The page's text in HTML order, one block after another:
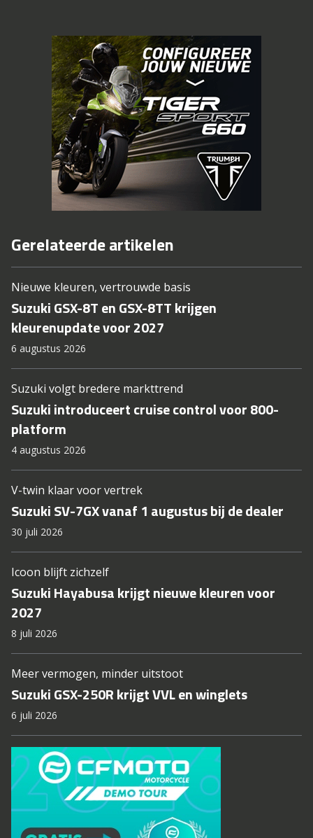
Gerelateerde artikelen
Nieuwe kleuren, vertrouwde basis
Suzuki GSX-8T en GSX-8TT krijgen
kleurenupdate voor 2027
6 augustus 2026
Suzuki volgt bredere markttrend
Suzuki introduceert cruise control voor 800-
platform
4 augustus 2026
V-twin klaar voor vertrek
Suzuki SV-7GX vanaf 1 augustus bij de dealer
30 juli 2026
Icoon blijft zichzelf
Suzuki Hayabusa krijgt nieuwe kleuren voor
2027
8 juli 2026
Meer vermogen, minder uitstoot
Suzuki GSX-250R krijgt VVL en winglets
6 juli 2026